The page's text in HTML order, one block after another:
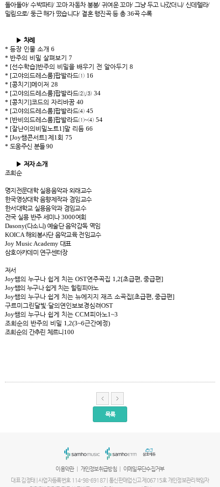
돌아돌아/수박파티/꼬마 자동차 붕붕/귀여운 꼬마/ 그냥 두고 나갔더니/ 신데렐라/
밀림으로/둥근 해가 떴습니다/ 결혼 행진곡 등 총 36곡 수록
▶ 차례
* 등장 인물 소개 6
* 반주의 비밀 살펴보기 7
* [선수학습]반주의 비밀을 배우기 전 알아두기 8
* [고야의드레스룸]팝발라드① 16
* [콩치기 ]메이저 28
* [고야의드레스룸]팝발라드②,③ 34
* [콩치기 ]코드의 자리바꿈 40
* [고야의드레스룸]팝발라드④ 45
* [반비의드레스룸]팝발라드①~④ 54
* [잘난이의비밀노트1]말 리듬 66
* [Joy쌤콘서트] 제 1회 75
* 도움주신 분들 90
▶ 저자 소개
조희순
명지전문대학 실용음악과 외래교수
한국영상대학 음향제작과 겸임교수
한서대학교 실용음악과 겸임교수
전국 실용 반주 세미나 3000여회
Dasony(다소니) 예술단 음악감독 역임
KOICA해외봉사단 음악교육 전임교수
Joy Music Academy 대표
삼호아카데미 연구센터장
저서
Joy쌤의 누구나 쉽게 치는 OST연주곡집 1,2[초급편, 중급편]
Joy쌤의 누구나 쉽게 치는 힐링피아노
Joy쌤의 누구나 쉽게 치는 뉴에지지 재즈 소곡집[초급편, 중급편]
구르미그린달빛·달의연인보보경심려OST
Joy쌤의 누구나 쉽게 치는 CCM피아노1~3
조희순의 반주의 비밀 1,2(3~6근간예정)
조희순의 간추린 체르니 100
목록
이용약관 개인정보취급방침
이메일무단수집거부
대표 김정태 | 사업자등록번호 114-98-69187 | 통신판매업신고 제06715호 개인정보관리책임자